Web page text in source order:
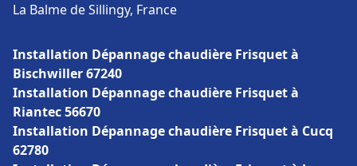
La Balme de Sillingy, France
Installation Dépannage chaudière Frisquet à
Bischwiller 67240
Installation Dépannage chaudière Frisquet à
Riantec 56670
Installation Dépannage chaudière Frisquet à Cucq
62780